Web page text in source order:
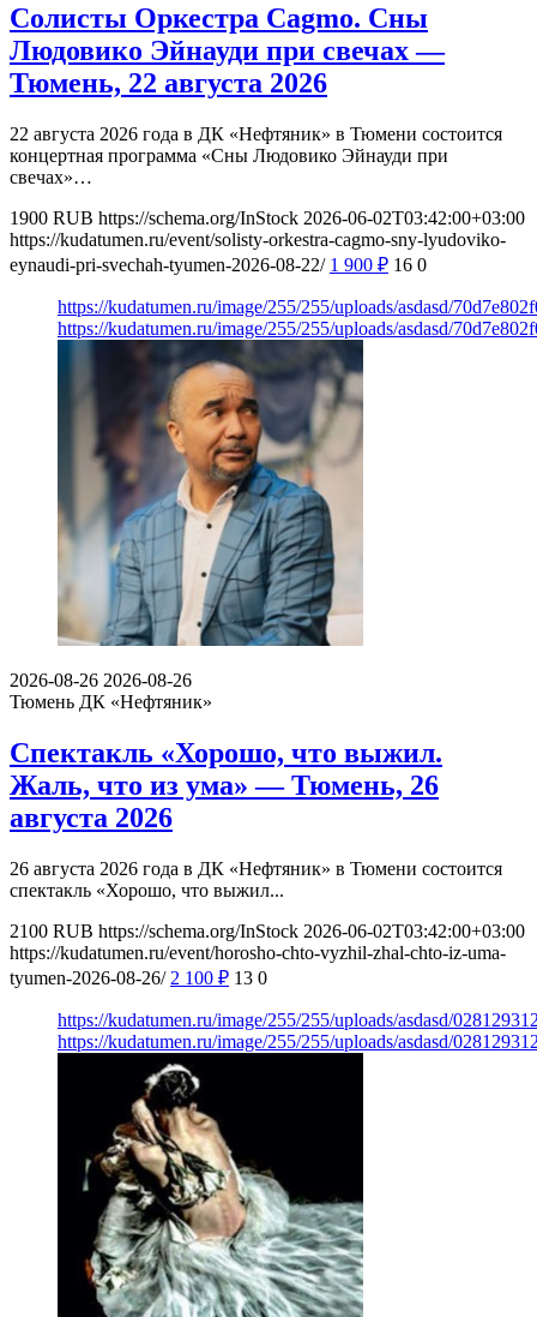
Солисты Оркестра Cagmo. Сны
Людовико Эйнауди при свечах —
Тюмень, 22 августа 2026
22 августа 2026 года в ДК «Нефтяник» в Тюмени состоится
концертная программа «Сны Людовико Эйнауди при
свечах»…
1900 RUB https://schema.org/InStock 2026-06-02T03:42:00+03:00
https://kudatumen.ru/event/solisty-orkestra-cagmo-sny-lyudoviko-
eynaudi-pri-svechah-tyumen-2026-08-22/ 1 900 ₽ 16 0
https://kudatumen.ru/image/255/255/uploads/asdasd/
https://kudatumen.ru/image/255/255/uploads/asdasd/
2026-08-26 2026-08-26
Тюмень ДК «Нефтяник»
Спектакль «Хорошо, что выжил.
Жаль, что из ума» — Тюмень, 26
августа 2026
26 августа 2026 года в ДК «Нефтяник» в Тюмени состоится
спектакль «Хорошо, что выжил...
2100 RUB https://schema.org/InStock 2026-06-02T03:42:00+03:00
https://kudatumen.ru/event/horosho-chto-vyzhil-zhal-chto-iz-uma-
tyumen-2026-08-26/ 2 100 ₽ 13 0
https://kudatumen.ru/image/255/255/uploads/asdasd/
https://kudatumen.ru/image/255/255/uploads/asdasd/